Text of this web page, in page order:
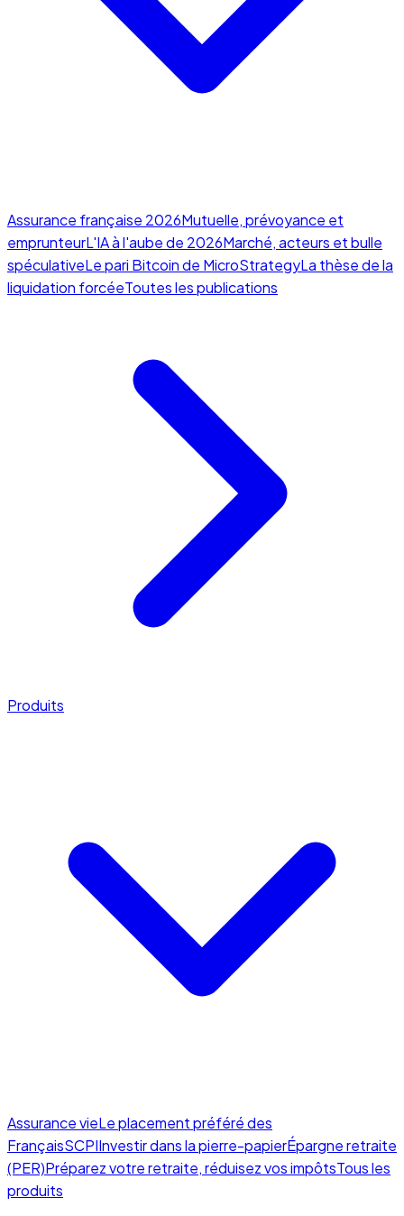
Assurance française 2026Mutuelle, prévoyance et
emprunteurL'IA à l'aube de 2026Marché, acteurs et bulle
spéculativeLe pari Bitcoin de MicroStrategyLa thèse de la
liquidation forcéeToutes les publications
Produits
Assurance vieLe placement préféré des
FrançaisSCPIInvestir dans la pierre-papierÉpargne retraite
(PER)Préparez votre retraite, réduisez vos impôtsTous les
produits